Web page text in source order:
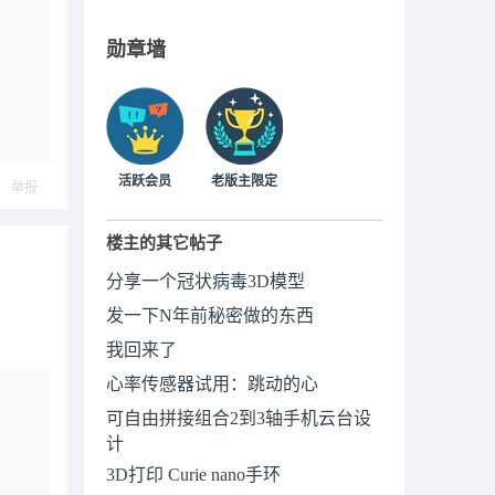
举报
勋章墙
活跃会员 老版主限定
楼主的其它帖子
分享一个冠状病毒3D模型
发一下N年前秘密做的东西
我回来了
心率传感器试用：跳动的心
可自由拼接组合2到3轴手机云台设
计
3D打印 Curie nano手环